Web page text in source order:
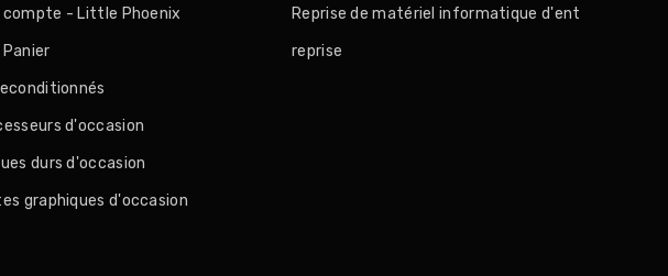
compte - Little Phoenix
Panier
d'occasion
durs d'occasion
graphiques d'occasion
Reprise de matériel informatique d'ent
reprise